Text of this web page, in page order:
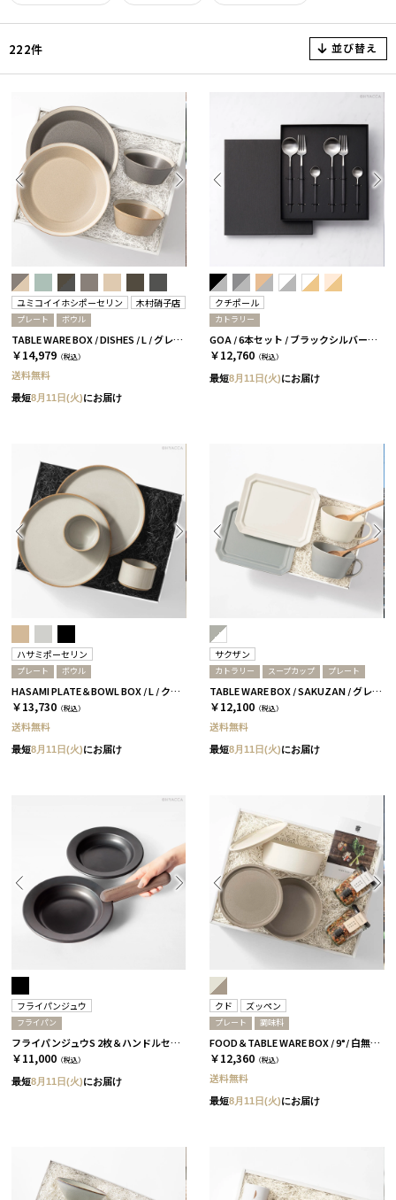
222件 並び替え
ユミコイイホシポーセリン 木村硝子店
プレート ボウル
TABLE WARE BOX / DISHES / L / グレー＆ベージュ［イイホシユミコ×木村硝子店］
￥14,979 （税込）
送料無料
最短8月11日(火)にお届け
クチポール
カトラリー
GOA / 6本セット / ブラックシルバー［クチポール］
￥12,760 （税込）
最短8月11日(火)にお届け
ハサミポーセリン
プレート ボウル
HASAMI PLATE＆BOWL BOX / L / クリア［ハサミポーセリン］
￥13,730 （税込）
送料無料
最短8月11日(火)にお届け
サクザン
カトラリー スープカップ プレート
TABLE WARE BOX / SAKUZAN / グレー＆ホワイト
￥12,100 （税込）
送料無料
最短8月11日(火)にお届け
フライパンジュウ
フライパン
フライパンジュウS 2枚＆ハンドルセット
￥11,000 （税込）
最短8月11日(火)にお届け
クド ズッペン
プレート 調味料
FOOD＆TABLE WARE BOX / 9°/ 白無垢&茶大色
￥12,360 （税込）
送料無料
最短8月11日(火)にお届け